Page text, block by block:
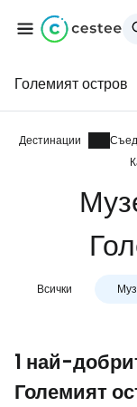
Големият остров
Дестинации
Всички
1 най-
Големият
...